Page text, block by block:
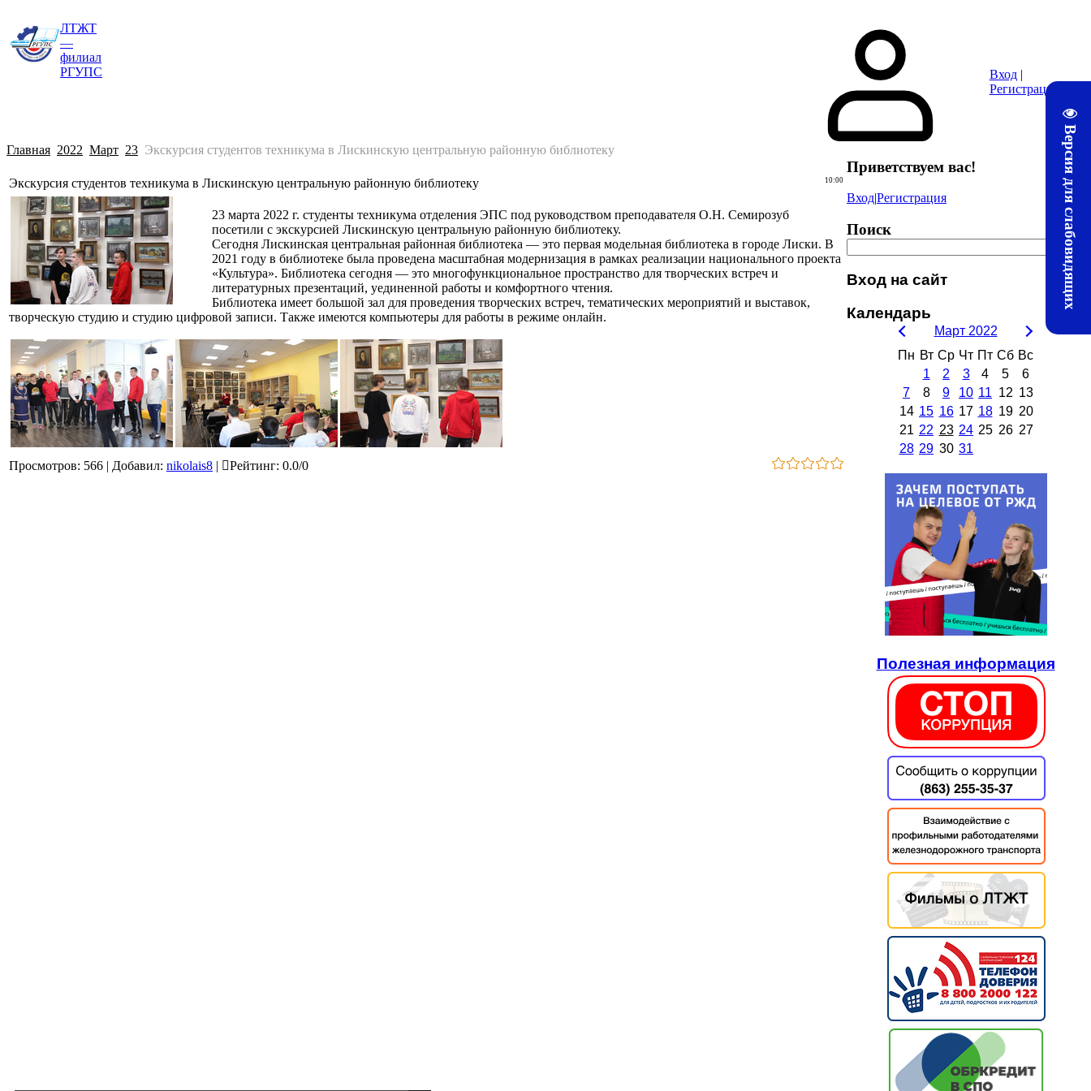
Версия для слабовидящих
ЛТЖТ
—
филиал
РГУПС
Методические материалы ЛТЖТ
Вход|
Регистрация
Главная 2022 Март 23 Экскурсия студентов техникума в Лискинскую центральную районную библиотеку
10:00
Экскурсия студентов техникума в Лискинскую центральную районную библиотеку
23 марта 2022 г. студенты техникума отделения ЭПС под руководством преподавателя О.Н. Семирозуб
посетили с экскурсией Лискинскую центральную районную библиотеку.
Сегодня Лискинская центральная районная библиотека — это первая модельная библиотека в городе Лиски. В
2021 году в библиотеке была проведена масштабная модернизация в рамках реализации национального проекта
«Культура». Библиотека сегодня — это многофункциональное пространство для творческих встреч и
литературных презентаций, уединенной работы и комфортного чтения.
Библиотека имеет большой зал для проведения творческих встреч, тематических мероприятий и выставок,
творческую студию и студию цифровой записи. Также имеются компьютеры для работы в режиме онлайн.
Просмотров: 566 | Добавил: nikolais8 | Рейтинг: 0.0/0
Приветствуем вас!
Вход|Регистрация
Поиск
Вход на сайт
Календарь
Март 2022
Пн Вт Ср Чт Пт Сб Вс
1
2 3 4 5
6
7
8 9 10 11 12 13
14 15 16 17 18 19 20
21 22 23 24 25 26 27
28 29 30 31
Полезная информация